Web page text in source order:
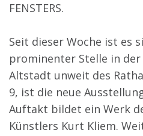
FENSTERS.
Seit dieser Woche ist es
prominenter Stelle in
Altstadt unweit des
9, ist die neue
Auftakt bildet ein Werk
Künstlers Kurt Kliem.